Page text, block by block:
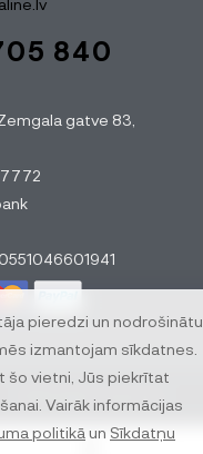
pieredzi un nodrošinātu
izmantojam sīkdatnes.
šo vietni, Jūs piekrītat
Vairāk informācijas
politikā un Sīkdatņu
840
gatve 83,
© All rights reserved